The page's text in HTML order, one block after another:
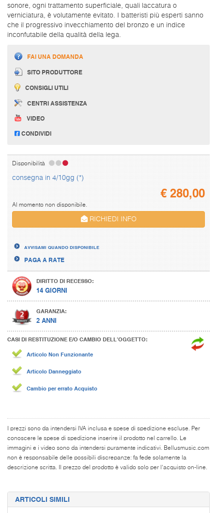
sonore, ogni trattamento superficiale, quali laccatura o
verniciatura, è volutamente evitato. I batteristi più esperti sanno
che il progressivo invecchiamento del bronzo e un indice
inconfutabile della qualità della lega.
FAI UNA DOMANDA
SITO PRODUTTORE
CONSIGLI UTILI
CENTRI ASSISTENZA
VIDEO
CONDIVIDI
Disponibilità
consegna in 4/10gg (*)
€280,00
Al momento non disponibile.
RICHIEDI INFO
AVVISAMI QUANDO DISPONIBILE
PAGA A RATE
DIRITTO DI RECESSO:
14 GIORNI
GARANZIA:
2 ANNI
CASI DI RESTITUZIONE E/O CAMBIO DELL’OGGETTO:
Articolo Non Funzionante
Articolo Danneggiato
Cambio per errato Acquisto
I prezzi sono da intendersi IVA inclusa e spese di spedizione escluse. Per
conoscere le spese di spedizione inserire il prodotto nel carrello. Le
immagini e i video sono da intendersi puramente indicativi. Bellusmusic.com
non è responsabile delle possibili discrepanze: fa fede solamente la
descrizione scritta. Il prezzo del prodotto è valido solo per l'acquisto on-line.
ARTICOLI SIMILI